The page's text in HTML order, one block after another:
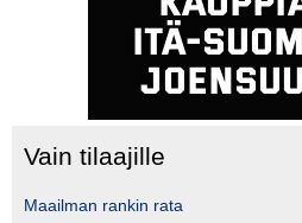
Vain tilaajille
Maailman rankin rata